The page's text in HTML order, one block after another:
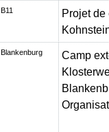
B11
Projet de
Blankenburg
Camp